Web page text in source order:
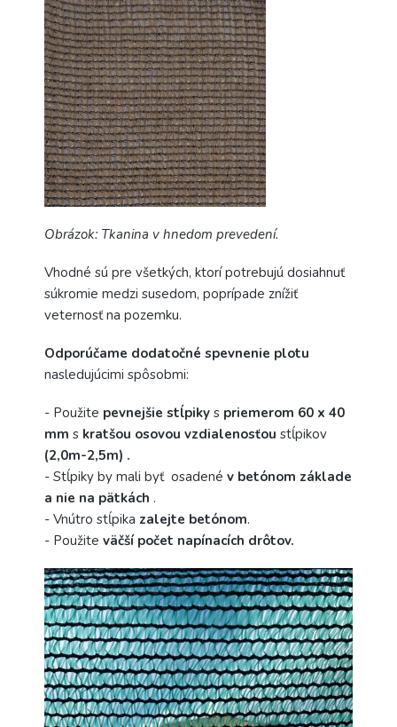
Obrázok: Tkanina v hnedom prevedení.
Vhodné sú pre všetkých, ktorí potrebujú dosiahnuť
súkromie medzi susedom, poprípade znížiť
veternosť na pozemku.
Odporúčame dodatočné spevnenie plotu
nasledujúcimi spôsobmi:
- Použite pevnejšie stĺpiky s priemerom 60 x 40
mm s kratšou osovou vzdialenosťou stĺpikov
(2,0m-2,5m) .
- Stĺpiky by mali byť osadené v betónom základe
a nie na pätkách .
- Vnútro stĺpika zalejte betónom.
- Použite väčší počet napínacích drôtov.